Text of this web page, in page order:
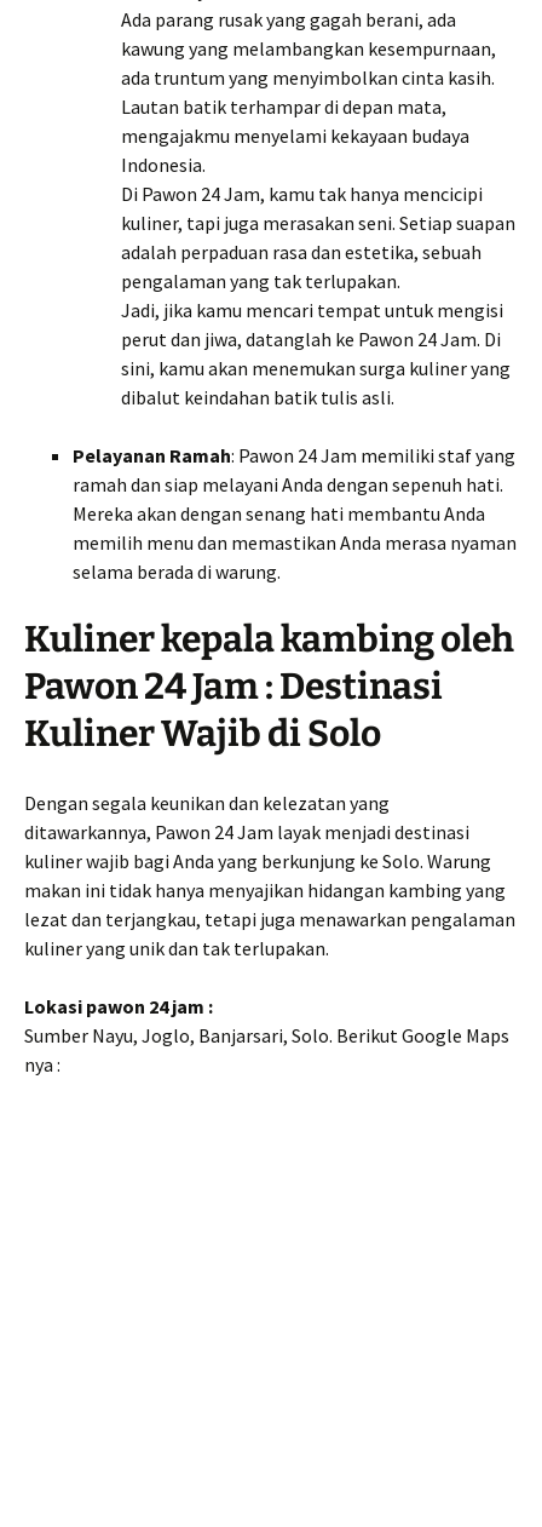
Ada parang rusak yang gagah berani, ada
kawung yang melambangkan kesempurnaan,
ada truntum yang menyimbolkan cinta kasih.
Lautan batik terhampar di depan mata,
mengajakmu menyelami kekayaan budaya
Indonesia.
Di Pawon 24 Jam, kamu tak hanya mencicipi
kuliner, tapi juga merasakan seni. Setiap suapan
adalah perpaduan rasa dan estetika, sebuah
pengalaman yang tak terlupakan.
Jadi, jika kamu mencari tempat untuk mengisi
perut dan jiwa, datanglah ke Pawon 24 Jam. Di
sini, kamu akan menemukan surga kuliner yang
dibalut keindahan batik tulis asli.
Pelayanan Ramah: Pawon 24 Jam memiliki staf yang
ramah dan siap melayani Anda dengan sepenuh hati.
Mereka akan dengan senang hati membantu Anda
memilih menu dan memastikan Anda merasa nyaman
selama berada di warung.
Kuliner kepala kambing oleh
Pawon 24 Jam : Destinasi
Kuliner Wajib di Solo
Dengan segala keunikan dan kelezatan yang
ditawarkannya, Pawon 24 Jam layak menjadi destinasi
kuliner wajib bagi Anda yang berkunjung ke Solo. Warung
makan ini tidak hanya menyajikan hidangan kambing yang
lezat dan terjangkau, tetapi juga menawarkan pengalaman
kuliner yang unik dan tak terlupakan.
Lokasi pawon 24 jam :
Sumber Nayu, Joglo, Banjarsari, Solo. Berikut Google Maps
nya :